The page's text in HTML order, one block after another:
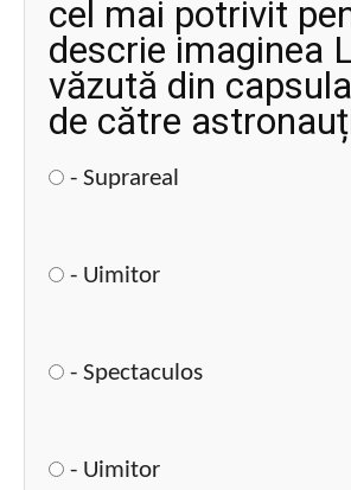
cel mai potrivit
descrie imaginea
văzută din
de către
- Suprareal
- Uimitor
- Spectaculos
- Uimitor